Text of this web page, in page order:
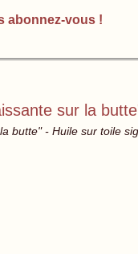
abonnez-vous !
sur la
butte" - Huile sur toile